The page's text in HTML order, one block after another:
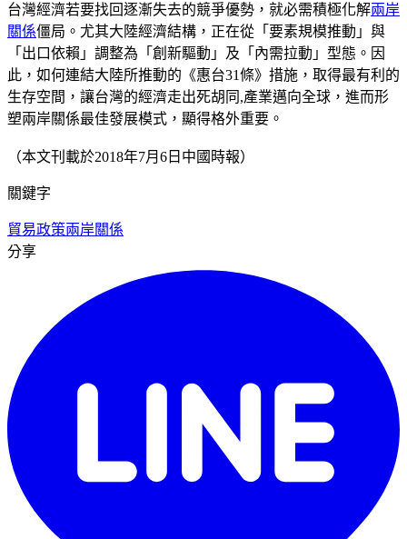
台灣經濟若要找回逐漸失去的競爭優勢，就必需積極化解兩岸
關係僵局。尤其大陸經濟結構，正在從「要素規模推動」與
「出口依賴」調整為「創新驅動」及「內需拉動」型態。因
此，如何連結大陸所推動的《惠台31條》措施，取得最有利的
生存空間，讓台灣的經濟走出死胡同,產業邁向全球，進而形
塑兩岸關係最佳發展模式，顯得格外重要。
（本文刊載於2018年7月6日中國時報）
關鍵字
貿易政策兩岸關係
分享